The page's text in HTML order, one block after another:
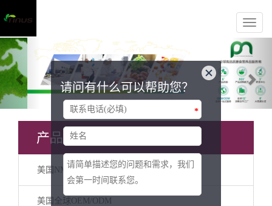
Previous
产品分类
美国NMN代加工
美国全球OEM/ODM
请问有什么可以帮助您？
*